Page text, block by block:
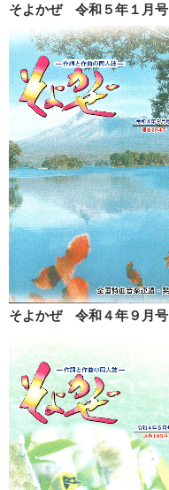
そよかぜ 令和５年１月号
そよかぜ 令和４年９月号